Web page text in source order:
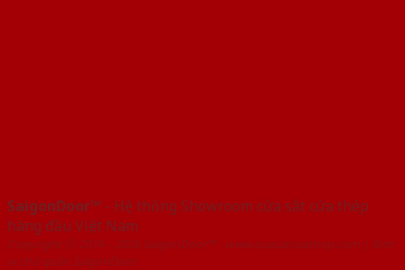
SaigonDoor™ - Hệ thống Showroom cửa sắt cửa thép
hàng đầu Việt Nam
Copyright ⓒ 2016 – 2026 SaigonDoor™ - www.cuasatcuathep.com | Đơn
vị chủ quản SaigonDoor